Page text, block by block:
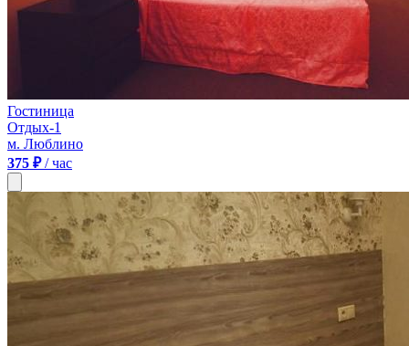
Гостиница
Отдых-1
м. Люблино
375 ₽/ час